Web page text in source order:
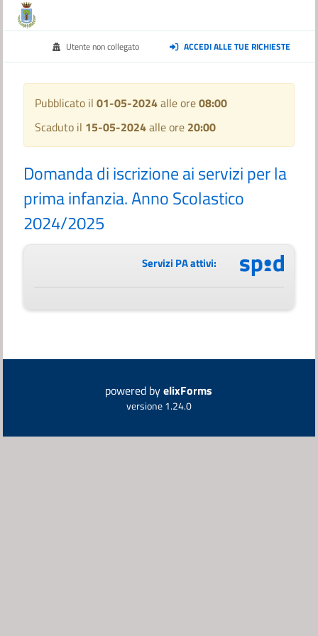
Utente non collegato ACCEDI ALLE TUE RICHIESTE
Pubblicato il 01-05-2024alle ore08:00
Scaduto il 15-05-2024alle ore 20:00
Domanda di iscrizione ai servizi per la
prima infanzia. Anno Scolastico
2024/2025
Servizi PA attivi:
powered byelixForms
versione 1.24.0